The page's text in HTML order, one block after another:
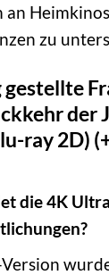
an
zu
gestellte
der
ray 2D)
die 4K